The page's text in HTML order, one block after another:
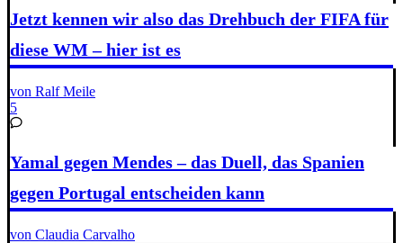
Jetzt kennen wir also das Drehbuch der FIFA für
diese WM – hier ist es
von Ralf Meile
5
Yamal gegen Mendes – das Duell, das Spanien
gegen Portugal entscheiden kann
von Claudia Carvalho